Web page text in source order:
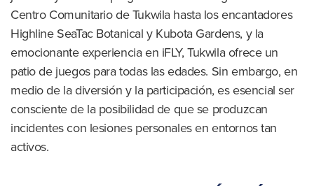
Centro Comunitario de Tukwila hasta los encantadores
Highline SeaTac Botanical y Kubota Gardens, y la
emocionante experiencia en iFLY, Tukwila ofrece un
patio de juegos para todas las edades. Sin embargo, en
medio de la diversión y la participación, es esencial ser
consciente de la posibilidad de que se produzcan
incidentes con lesiones personales en entornos tan
activos.